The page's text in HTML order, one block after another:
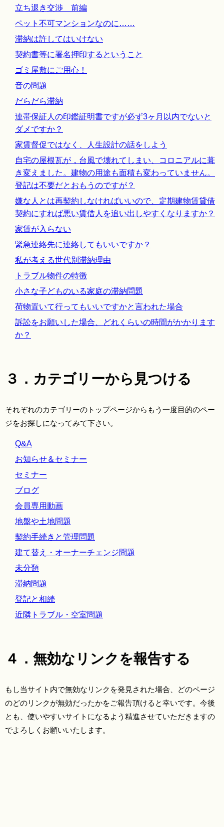
立ち退き交渉 前編
ペット不可マンションなのに……
滞納は許してはいけない
契約書等に署名押印するということ
ゴミ屋敷にご用心！
音の問題
だらだら滞納
連帯保証人の印鑑証明書ですが必ず3ヶ月以内でないと
ダメですか？
家賃督促ではなく、人生設計の話をしよう
自宅の屋根瓦が，台風で壊れてしまい、コロニアルに葺
き変えました。建物の用途も面積も変わっていません。
登記は不要だとおもうのですが？
嫌な人とは再契約しなければいいので、定期建物賃貸借
契約にすれば悪い賃借人を追い出しやすくなりますか？
家賃が入らない
緊急連絡先に連絡してもいいですか？
私が考える世代別滞納理由
トラブル物件の特徴
小さな子どものいる家庭の滞納問題
荷物置いて行ってもいいですかと言われた場合
訴訟をお願いした場合、どれくらいの時間がかかります
か？
３．カテゴリーから見つける
それぞれのカテゴリーのトップページからもう一度目的のペー
ジをお探しになってみて下さい。
Q&A
お知らせ＆セミナー
セミナー
ブログ
会員専用動画
地盤や土地問題
契約手続きと管理問題
建て替え・オーナーチェンジ問題
未分類
滞納問題
登記と相続
近隣トラブル・空室問題
４．無効なリンクを報告する
もし当サイト内で無効なリンクを発見された場合、どのページ
のどのリンクが無効だったかをご報告頂けると幸いです。今後
とも、使いやすいサイトになるよう精進させていただきますの
でよろしくお願いいたします。